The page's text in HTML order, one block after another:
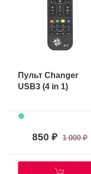
Пульт Changer
USB3 (4 in 1)
850 1 000